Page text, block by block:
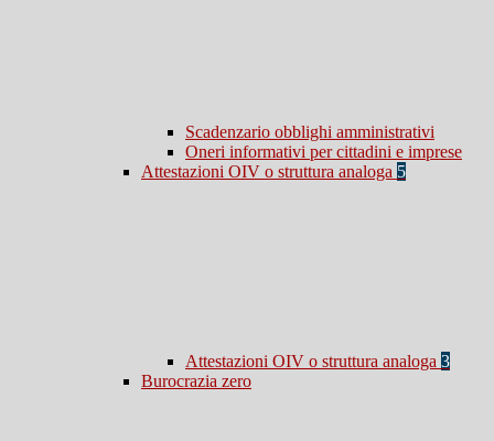
Scadenzario obblighi amministrativi
Oneri informativi per cittadini e imprese
Attestazioni OIV o struttura analoga 5
Attestazioni OIV o struttura analoga 3
Burocrazia zero